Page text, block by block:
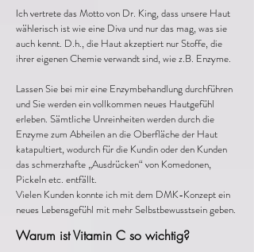
Ich vertrete das Motto von Dr. King, dass unsere Haut
wählerisch ist wie eine Diva und nur das mag, was sie
auch kennt. D.h., die Haut akzeptiert nur Stoffe, die
ihrer eigenen Chemie verwandt sind, wie z.B. Enzyme.
Lassen Sie bei mir eine Enzymbehandlung durchführen
und Sie werden ein vollkommen neues Hautgefühl
erleben. Sämtliche Unreinheiten werden durch die
Enzyme zum Abheilen an die Oberfläche der Haut
katapultiert, wodurch für die Kundin oder den Kunden
das schmerzhafte „Ausdrücken“ von Komedonen,
Pickeln etc. entfällt.
Vielen Kunden konnte ich mit dem DMK-Konzept ein
neues Lebensgefühl mit mehr Selbstbewusstsein geben.
Warum ist Vitamin C so wichtig?